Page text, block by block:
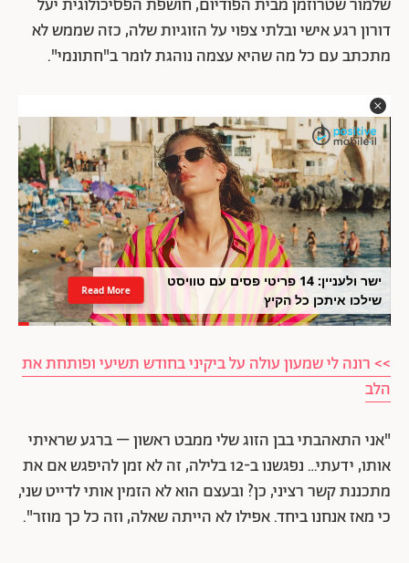
שלמור שטרוזמן מבית הפודיום, חושפת הפסיכולוגית יעל
דורון רגע אישי ובלתי צפוי על הזוגיות שלה, כזה שממש לא
מתכתב עם כל מה שהיא עצמה נוהגת לומר ב"חתונמי".
ישר ולעניין: 14 פריטי פסים עם טוויסט
שילכו איתכן כל הקיץ
Read More
>> רונה לי שמעון עולה על ביקיני בחודש תשיעי ופותחת את
הלב
"אני התאהבתי בבן הזוג שלי ממבט ראשון – ברגע שראיתי
אותו, ידעתי… נפגשנו ב-12 בלילה, זה לא זמן להיפגש אם את
מתכננת קשר רציני, כן? ובעצם הוא לא הזמין אותי לדייט שני,
כי מאז אנחנו ביחד. אפילו לא הייתה שאלה, וזה כל כך מוזר".